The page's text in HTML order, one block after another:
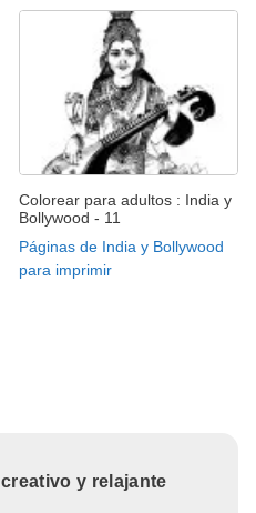
Colorear para adultos : India y
Bollywood - 11
Páginas de India y Bollywood
para imprimir
y relajante